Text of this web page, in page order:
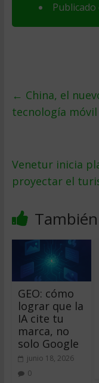
Publicado
← China, el
tecnología móvil
Venetur inicia
proyectar el
GEO: cómo
lograr que la
IA cite tu
marca, no
solo Google
junio 18, 2026
0